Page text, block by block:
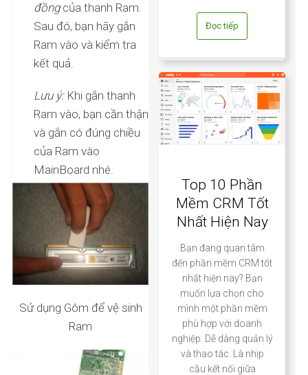
đồngcủa thanh Ram.
Sau đó, bạn hãy gắn
Ram vào và kiểm tra
kết quả.
Lưu ý:Khi gắn thanh
Ram vào, bạn cần thận
và gắn có đúng chiều
của Ram vào
MainBoard nhé.
Sử dụng Gôm để vệ sinh
Ram
Đọc tiếp
Top 10 Phần
Mềm CRM Tốt
Nhất Hiện Nay
Bạn đang quan tâm
đến phần mềm CRM tốt
nhất hiện nay? Bạn
muốn lựa chọn cho
mình một phần mềm
phù hợp với doanh
nghiệp. Dễ dàng quản lý
và thao tác. Là nhịp
cầu kết nối giữa